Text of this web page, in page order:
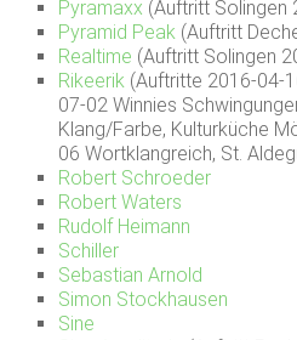
Pyramaxx (Auftritt Solingen
Pyramid Peak (Auftritt
Realtime (Auftritt Solingen
Rikeerik (Auftritte 2016-04-
07-02 Winnies
Klang/Farbe, Kulturküche
06 Wortklangreich, St.
Robert Schroeder
Robert Waters
Rudolf Heimann
Schiller
Sebastian Arnold
Simon Stockhausen
Sine